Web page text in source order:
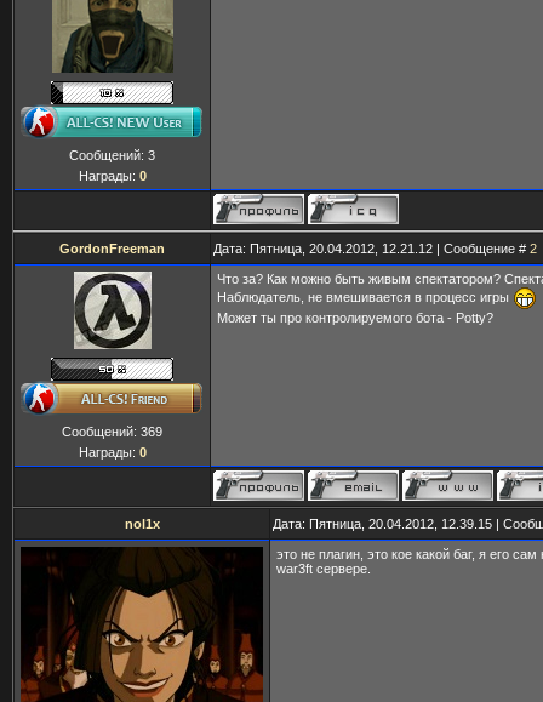
Сообщений: 3
Награды: 0
GordonFreeman Дата: Пятница, 20.04.2012, 12.21.12 | Сообщение # 2
Сообщений: 369
Награды: 0
Что за? Как можно быть живым спектатором?
Наблюдатель, не вмешивается в процесс игры
Может ты про контролируемого бота - Potty?
nol1x Дата: Пятница, 20.04.2012, 12.39.15 |
это не плагин, это кое какой баг, я его
war3ft сервере.